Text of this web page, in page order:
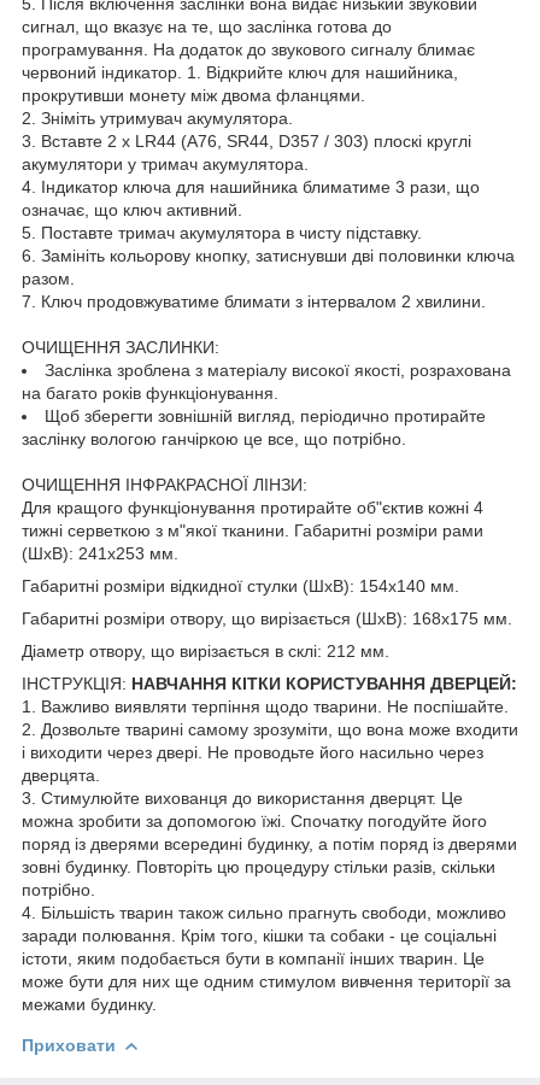
сигнал, що вказує на те, що заслінка готова до
програмування. На додаток до звукового сигналу блимає
червоний індикатор. 1. Відкрийте ключ для нашийника,
прокрутивши монету між двома фланцями.
2. Зніміть утримувач акумулятора.
3. Вставте 2 x LR44 (A76, SR44, D357 / 303) плоскі круглі
акумулятори у тримач акумулятора.
4. Індикатор ключа для нашийника блиматиме 3 рази, що
означає, що ключ активний.
5. Поставте тримач акумулятора в чисту підставку.
6. Замініть кольорову кнопку, затиснувши дві половинки ключа
разом.
7. Ключ продовжуватиме блимати з інтервалом 2 хвилини.
ОЧИЩЕННЯ ЗАСЛИНКИ:
Заслінка зроблена з матеріалу високої якості, розрахована
на багато років функціонування.
Щоб зберегти зовнішній вигляд, періодично протирайте
заслінку вологою ганчіркою це все, що потрібно.
ОЧИЩЕННЯ ІНФРАКРАСНОЇ ЛІНЗИ:
Для кращого функціонування протирайте об"єктив кожні 4
тижні серветкою з м"якої тканини. Габаритні розміри рами
(ШхВ): 241х253 мм.
Габаритні розміри відкидної стулки (ШхВ): 154х140 мм.
Габаритні розміри отвору, що вирізається (ШхВ): 168х175 мм.
Діаметр отвору, що вирізається в склі: 212 мм.
ІНСТРУКЦІЯ: НАВЧАННЯ КІТКИ КОРИСТУВАННЯ ДВЕРЦЕЙ:
1. Важливо виявляти терпіння щодо тварини. Не поспішайте.
2. Дозвольте тварині самому зрозуміти, що вона може входити
і виходити через двері. Не проводьте його насильно через
дверцята.
3. Стимулюйте вихованця до використання дверцят. Це
можна зробити за допомогою їжі. Спочатку погодуйте його
поряд із дверями всередині будинку, а потім поряд із дверями
зовні будинку. Повторіть цю процедуру стільки разів, скільки
потрібно.
4. Більшість тварин також сильно прагнуть свободи, можливо
заради полювання. Крім того, кішки та собаки - це соціальні
істоти, яким подобається бути в компанії інших тварин. Це
може бути для них ще одним стимулом вивчення території за
межами будинку.
Приховати